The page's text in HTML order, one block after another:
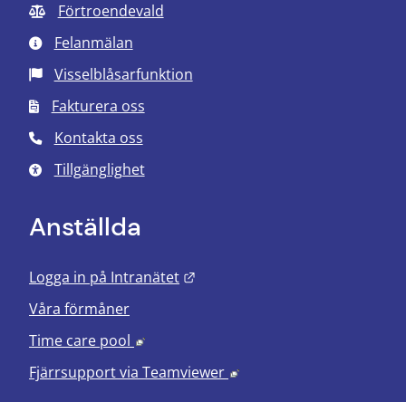
Förtroendevald
Felanmälan
Visselblåsarfunktion
Fakturera oss
Kontakta oss
Tillgänglighet
Anställda
Logga in på Intranätet
Våra förmåner
Time care pool
Länk till annan webbplats, öppnas i
Fjärrsupport via Teamviewer Länk till annan